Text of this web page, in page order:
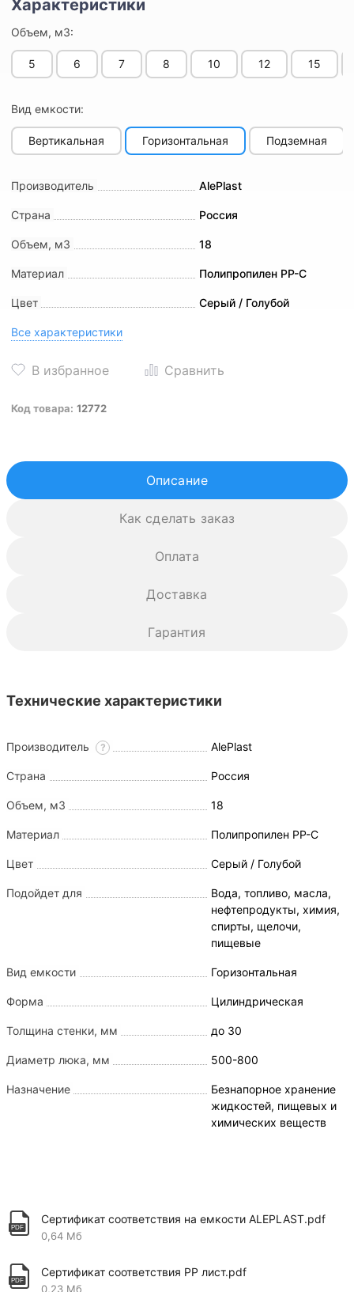
Объем, м3:
5 6 7 8 10 12 15
Вид емкости:
Вертикальная Горизонтальная Подземная
Производитель AlePlast
Страна Россия
Объем, м3 18
Материал Полипропилен PP-C
Цвет Серый / Голубой
Все характеристики
Код товара: 12772
Описание
Как сделать заказ
Оплата
Доставка
Гарантия
Технические характеристики
Производитель ? AlePlast
Страна Россия
Объем, м3 18
Материал Полипропилен PP-C
Цвет Серый / Голубой
Подойдет для
Вода, топливо, масла,
нефтепродукты, химия,
спирты, щелочи,
пищевые
Вид емкости Горизонтальная
Форма Цилиндрическая
Толщина стенки, мм до 30
Диаметр люка, мм 500-800
Назначение
Безнапорное хранение
жидкостей, пищевых и
химических веществ
Сертификат соответствия на емкости ALEPLAST.pdf
0,64 Мб
Сертификат соответствия PP лист.pdf
0,23 Мб